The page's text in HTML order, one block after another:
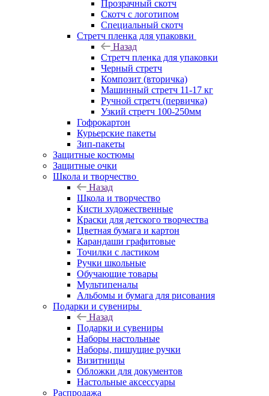
Прозрачный скотч
Скотч с логотипом
Специальный скотч
Стретч пленка для упаковки
Назад
Стретч пленка для упаковки
Черный стретч
Композит (вторичка)
Машинный стретч 11-17 кг
Ручной стретч (первичка)
Узкий стретч 100-250мм
Гофрокартон
Курьерские пакеты
Зип-пакеты
Защитные костюмы
Защитные очки
Школа и творчество
Назад
Школа и творчество
Кисти художественные
Краски для детского творчества
Цветная бумага и картон
Карандаши графитовые
Точилки с ластиком
Ручки школьные
Обучающие товары
Мультипеналы
Альбомы и бумага для рисования
Подарки и сувениры
Назад
Подарки и сувениры
Наборы настольные
Наборы, пишущие ручки
Визитницы
Обложки для документов
Настольные аксессуары
Распродажа